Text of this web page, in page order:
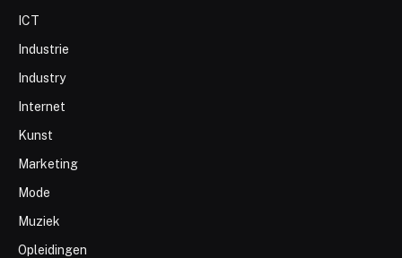
ICT
Industrie
Industry
Internet
Kunst
Marketing
Mode
Muziek
Opleidingen